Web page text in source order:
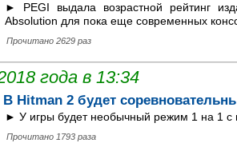
► PEGI выдала возрастной рейтинг
Absolution для пока еще современных
Прочитано 2629 раз
года в 13:34
В Hitman 2 будет
► У игры будет необычный режим 1 на 1 с
Прочитано 1793 раза